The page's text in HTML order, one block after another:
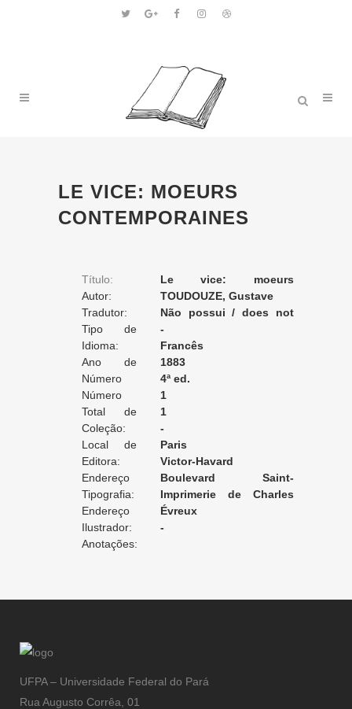
LE VICE: MOEURS
CONTEMPORAINES
Título:
Le vice: moeurs
contemporaines
Autor:
TOUDOUZE, Gustave
Tradutor:
Não possui / does not
apply / ne posséde pas
Tipo de
Tradução:
-
Idioma:
Francês
Ano de
Edição:
1883
Número
da Edição:
4ª ed.
Número
do Volume:
1
Total de
Volumes:
1
Coleção:
-
Local de
Edição:
Paris
Editora:
Victor-Havard
Endereço
da Editora:
Boulevard Saint-
Germain, 175
Tipografia:
Imprimerie de Charles
Hérissey
Endereço
da Tipografia:
Évreux
Ilustrador:
-
Anotações:
UFPA – Universidade Federal do Pará
Rua Augusto Corrêa, 01